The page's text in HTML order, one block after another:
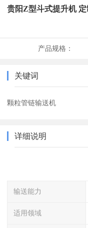
贵阳Z型斗式提升机
产品规格：
关键词
颗粒管链输送机
详细说明
输送能力
适用领域